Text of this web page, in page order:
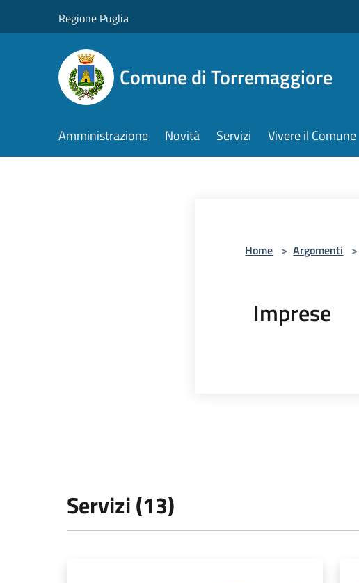
Regione Puglia
Comune di Torremaggiore
Amministrazione Novità Servizi Vivere il Comune
Home > Argomenti >
Imprese
Servizi (13)